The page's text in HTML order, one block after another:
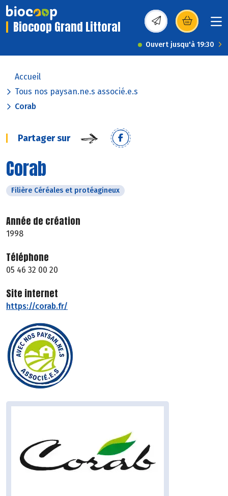
Biocoop Grand Littoral (s’ouvre dans une
Ouvert jusqu'à 19:30
Accueil
Tous nos paysan.ne.s associé.e.s
Corab
Partager sur
Corab
Filière Céréales et protéagineux
Année de création
1998
Téléphone
05 46 32 00 20
Site internet
https://corab.fr/